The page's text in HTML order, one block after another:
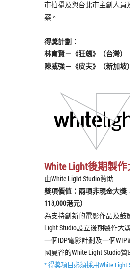
市拍攝及與台北市主創人員
案。
得獎計劃：
林育賢－《狂飆》（台灣）
陳威強－《皮夫》（新加坡）
White Light後期製
由White Light Studio贊助
獎項價值：兩項非現金大獎
118,000港元）
為支持創新的電影作品及鼓
Light Studio設立後期製作
一個IDP電影計劃及一個
國曼谷的White Light Studio
* 得獎項目必須採用White